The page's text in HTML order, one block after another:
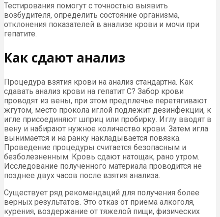
Тестирования помогут с точностью выявить
возбудителя, определить состояние организма,
отклонения показателей в анализе крови и мочи при
гепатите.
Как сдают анализ
Процедура взятия крови на анализ стандартна. Как
сдавать анализ крови на гепатит С? Забор крови
проводят из вены, при этом предплечье перетягивают
жгутом, место прокола иглой подлежит дезинфекции, к
игле присоединяют шприц или пробирку. Иглу вводят в
вену и набирают нужное количество крови. Затем игла
вынимается и на ранку накладывается повязка.
Проведение процедуры считается безопасным и
безболезненным. Кровь сдают натощак, рано утром.
Исследование полученного материала проводится не
позднее двух часов после взятия анализа.
Существует ряд рекомендаций для получения более
верных результатов. Это отказ от приема алкоголя,
курения, воздержание от тяжелой пищи, физических